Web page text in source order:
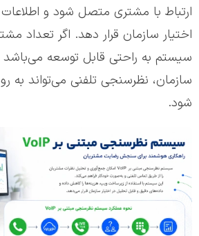
ارتباط با مشتری متصل شود و اطلاعات
اختیار سازمان قرار دهد. اگر تعداد
سیستم به راحتی قابل توسعه می‌باشد
سازمان، نظرسنجی تلفنی می‌تواند
شود.